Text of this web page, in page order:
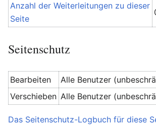
Anzahl der Weiterleitungen zu dieser
Seite
Seitenschutz
Bearbeiten
Alle Benutzer
Verschieben Alle Benutzer
Das Seitenschutz-Logbuch für diese